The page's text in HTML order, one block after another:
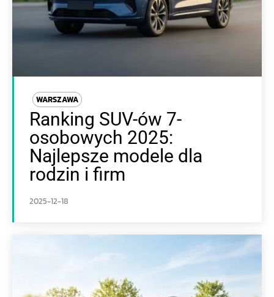
WARSZAWA
Ranking SUV-ów 7-
osobowych 2025:
Najlepsze modele dla
rodzin i firm
2025-12-18